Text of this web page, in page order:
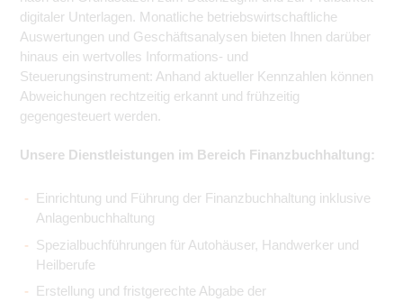
digitaler Unterlagen. Monatliche betriebswirtschaftliche
Auswertungen und Geschäftsanalysen bieten Ihnen darüber
hinaus ein wertvolles Informations- und
Steuerungsinstrument: Anhand aktueller Kennzahlen können
Abweichungen rechtzeitig erkannt und frühzeitig
gegengesteuert werden.
Unsere Dienstleistungen im Bereich Finanzbuchhaltung:
Einrichtung und Führung der Finanzbuchhaltung inklusive
Anlagenbuchhaltung
Spezialbuchführungen für Autohäuser, Handwerker und
Heilberufe
Erstellung und fristgerechte Abgabe der